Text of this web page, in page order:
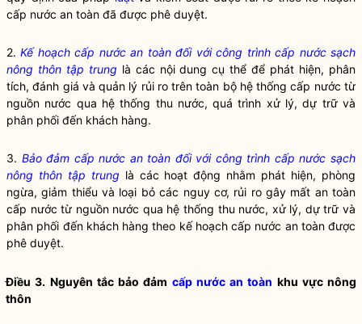
cấp nước an toàn đã được phê duyệt.
2.Kế hoạch cấp nước an toàn đối với công trình cấp nước sạch
nông thôn tập trung là các nội dung cụ thể để phát hiện, phân
tích, đánh giá và quản lý rủi ro trên toàn bộ hệ thống cấp nước từ
nguồn nước qua hệ thống thu nước, quá trình xử lý, dự trữ và
phân phối đến khách hàng.
3. Bảo đảm cấp nước an toàn đối với công trình cấp nước sạch
nông thôn tập trung là các hoạt động nhằm phát hiện, phòng
ngừa, giảm thiểu và loại bỏ các nguy cơ, rủi ro gây mất an toàn
cấp nước từ nguồn nước qua hệ thống thu nước, xử lý, dự trữ và
phân phối đến khách hàng theo kế hoạch cấp nước an toàn được
phê duyệt.
Điều 3. Nguyên tắc bảo đảm cấp nước an toàn khu vực nông
thôn